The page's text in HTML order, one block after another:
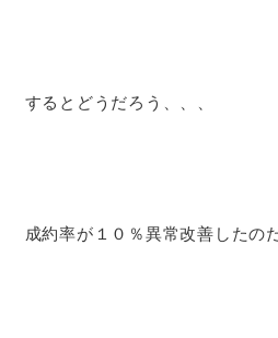
するとどうだろう、、、
成約率が１０％異常改善したのだ